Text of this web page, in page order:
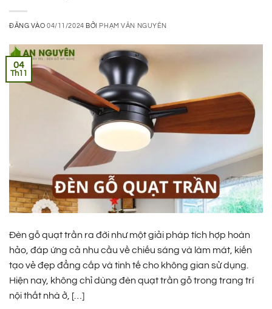
ĐĂNG VÀO04/11/2024 BỞI PHẠM VĂN NGUYÊN
04
Th11
Đèn gỗ quạt trần ra đời như một giải pháp tích hợp hoàn
hảo, đáp ứng cả nhu cầu về chiếu sáng và làm mát, kiến
tạo vẻ đẹp đẳng cấp và tinh tế cho không gian sử dụng.
Hiện nay, không chỉ dùng đèn quạt trần gỗ trong trang trí
nội thất nhà ở, […]